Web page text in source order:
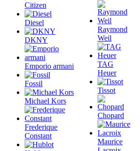
Citizen
Diesel
DKNY
Emporio armani
Fossil
Michael Kors
Frederique
Constant
Raymond
Weil
TAG
Heuer
Tissot
Chopard
Maurice